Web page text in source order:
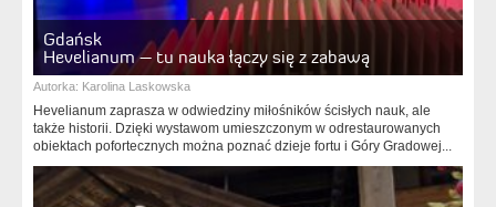
Gdańsk
Hevelianum – tu nauka łączy się z zabawą
Autorka: Karolina Laskowska
Hevelianum zaprasza w odwiedziny miłośników ścisłych nauk, ale
także historii. Dzięki wystawom umieszczonym w odrestaurowanych
obiektach pofortecznych można poznać dzieje fortu i Góry Gradowej...